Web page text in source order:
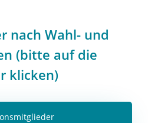
nach Wahl- und
(bitte auf die
klicken)